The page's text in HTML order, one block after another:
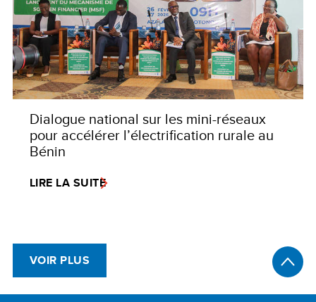
Dialogue national sur les mini-réseaux
pour accélérer l’électrification rurale au
Bénin
LIRE LA SUITE
VOIR PLUS